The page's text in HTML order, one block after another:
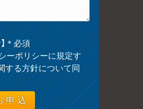
＊必須
ーポリシーに規定す
する方針について同